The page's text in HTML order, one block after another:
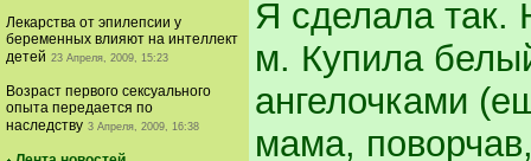
Лекарства от эпилепсии у
беременных влияют на интеллект
детей 23 Апреля, 2009, 15:23
Возраст первого сексуального
опыта передается по
наследству 3 Апреля, 2009, 16:38
Я сделала так.
м. Купила
ангелочками
мама,